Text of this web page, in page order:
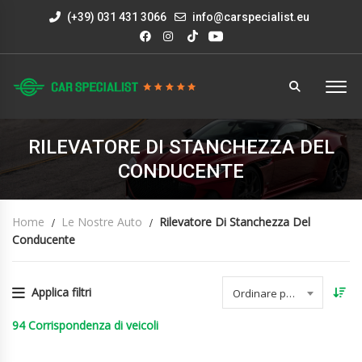
(+39) 031 431 3066 info@carspecialist.eu
RILEVATORE DI STANCHEZZA DEL
CONDUCENTE
Home Le Nostre Auto
Rilevatore Di Stanchezza Del
Conducente
Applica filtri Ordinare per data
94 Corrispondenza di veicoli